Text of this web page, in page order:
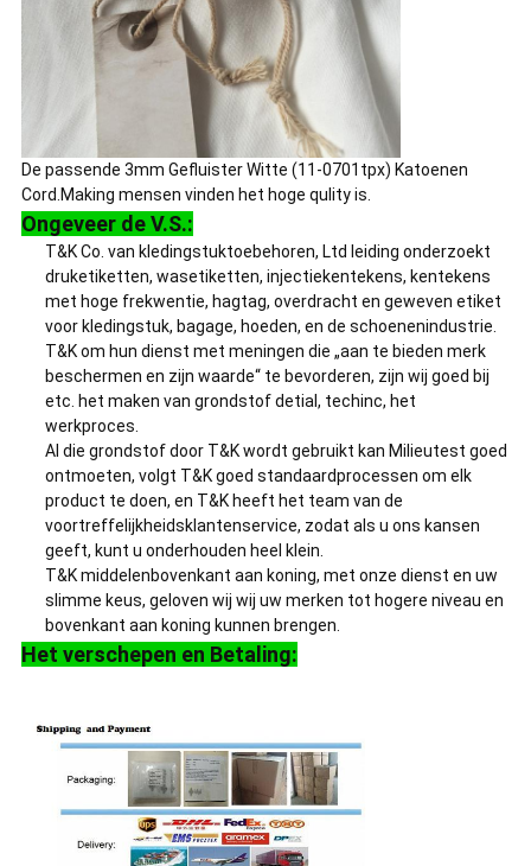
De passende 3mm Gefluister Witte (11-0701tpx) Katoenen
Cord.Making mensen vinden het hoge qulity is.
Ongeveer de V.S.:
T&K Co. van kledingstuktoebehoren, Ltd leiding onderzoekt
druketiketten, wasetiketten, injectiekentekens, kentekens
met hoge frekwentie, hagtag, overdracht en geweven etiket
voor kledingstuk, bagage, hoeden, en de schoenenindustrie.
T&K om hun dienst met meningen die „aan te bieden merk
beschermen en zijn waarde“ te bevorderen, zijn wij goed bij
etc. het maken van grondstof detial, techinc, het
werkproces.
Al die grondstof door T&K wordt gebruikt kan Milieutest goed
ontmoeten, volgt T&K goed standaardprocessen om elk
product te doen, en T&K heeft het team van de
voortreffelijkheidsklantenservice, zodat als u ons kansen
geeft, kunt u onderhouden heel klein.
T&K middelenbovenkant aan koning, met onze dienst en uw
slimme keus, geloven wij wij uw merken tot hogere niveau en
bovenkant aan koning kunnen brengen.
Het verschepen en Betaling: